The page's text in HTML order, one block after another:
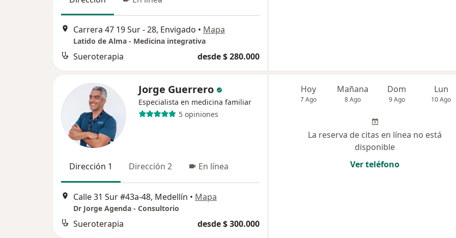
Carrera 47 19 Sur - 28, Envigado • Mapa
Latido de Alma - Medicina integrativa
Sueroterapia desde $ 280.000
Jorge Guerrero
Especialista en medicina familiar
5 opiniones
Dirección 1 Dirección 2 En línea
Calle 31 Sur #43a-48, Medellín • Mapa
Dr Jorge Agenda - Consultorio
Sueroterapia desde $ 300.000
Hoy
7 Ago
Mañana
8 Ago
Dom
9 Ago
Lun
10 Ago
La reserva de citas en línea no está
disponible
Ver teléfono